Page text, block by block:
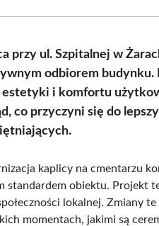
przy ul. Szpitalnej w
odbiorem budynku.
i komfortu
co przyczyni się do
kaplicy na cmentarzu
standardem obiektu. Projekt
lokalnej. Zmiany
momentach, jakimi są